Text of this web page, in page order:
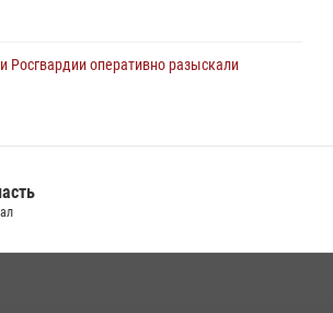
Росгвардии оперативно разыскали
бизнес по оказанию интим-